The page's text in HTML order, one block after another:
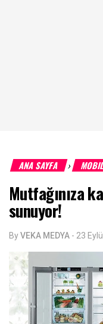
ANA SAYFA ›
Mutfağınıza
sunuyor!
ByVEKA MEDYA - 23